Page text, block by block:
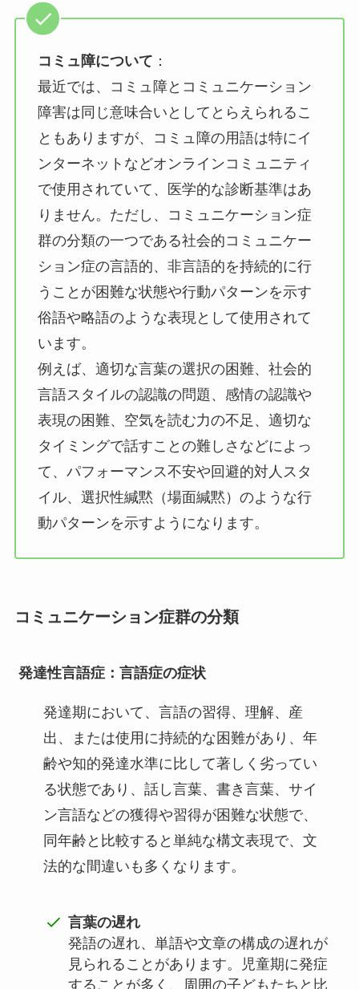
コミュ障について ：
最近では、コミュ障とコミュニケーション
障害は同じ意味合いとしてとらえられるこ
ともありますが、コミュ障の用語は特にイ
ンターネットなどオンラインコミュニティ
で使用されていて、医学的な診断基準はあ
りません。ただし、コミュニケーション症
群の分類の一つである社会的コミュニケー
ション症の言語的、非言語的を持続的に行
うことが困難な状態や行動パターンを示す
俗語や略語のような表現として使用されて
います。
例えば、適切な言葉の選択の困難、社会的
言語スタイルの認識の問題、感情の認識や
表現の困難、空気を読む力の不足、適切な
タイミングで話すことの難しさなどによっ
て、パフォーマンス不安や回避的対人スタ
イル、選択性緘黙（場面緘黙）のような行
動パターンを示すようになります。
コミュニケーション症群の分類
発達性言語症：言語症の症状
発達期において、言語の習得、理解、産
出、または使用に持続的な困難があり、年
齢や知的発達水準に比して著しく劣ってい
る状態であり、話し言葉、書き言葉、サイ
ン言語などの獲得や習得が困難な状態で、
同年齢と比較すると単純な構文表現で、文
法的な間違いも多くなります。
言葉の遅れ
発語の遅れ、単語や文章の構成の遅れが
見られることがあります。児童期に発症
することが多く、周囲の子どもたちと比